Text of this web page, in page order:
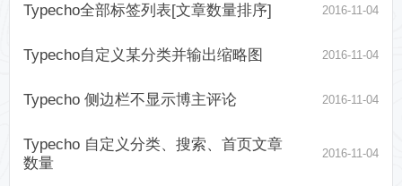
Typecho全部标签列表[文章数量排序] 2016-11-04
Typecho自定义某分类并输出缩略图 2016-11-04
Typecho 侧边栏不显示博主评论 2016-11-04
Typecho 自定义分类、搜索、首页文章
数量
2016-11-04